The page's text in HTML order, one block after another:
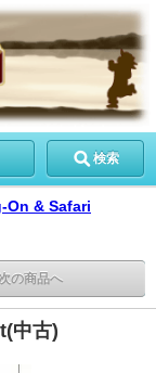
検索
On & Safari
次の商品へ
中古)